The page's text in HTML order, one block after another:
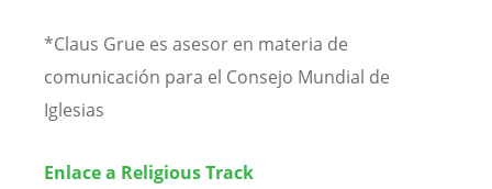
*Claus Grue es asesor en materia de
comunicación para el Consejo Mundial de
Iglesias
Enlace a Religious Track